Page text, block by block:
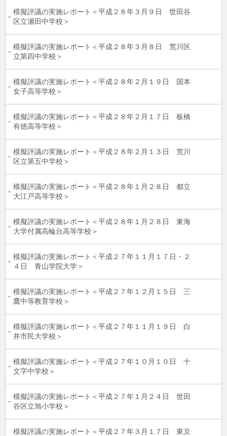
模擬評議の実施レポート＜平成２８年３月９日 世田谷
区立瀬田中学校＞
模擬評議の実施レポート＜平成２８年３月８日 荒川区
立第四中学校＞
模擬評議の実施レポート＜平成２８年２月１９日 国本
女子高等学校＞
模擬評議の実施レポート＜平成２８年２月１７日 板橋
有徳高等学校＞
模擬評議の実施レポート＜平成２８年２月１３日 荒川
区立第五中学校＞
模擬評議の実施レポート＜平成２８年１月２８日 都立
大江戸高等学校＞
模擬評議の実施レポート＜平成２８年１月２８日 東海
大学付属高輪台高等学校＞
模擬評議の実施レポート＜平成２７年１１月１７日・２
４日 青山学院大学＞
模擬評議の実施レポート＜平成２７年１２月１５日 三
鷹中等教育学校＞
模擬評議の実施レポート＜平成２７年１１月１９日 白
井市民大学校＞
模擬評議の実施レポート＜平成２７年１０月１０日 十
文字中学校＞
模擬評議の実施レポート＜平成２７年１月２４日 世田
谷区立旭小学校＞
模擬評議の実施レポート＜平成２７年３月１７日 東京